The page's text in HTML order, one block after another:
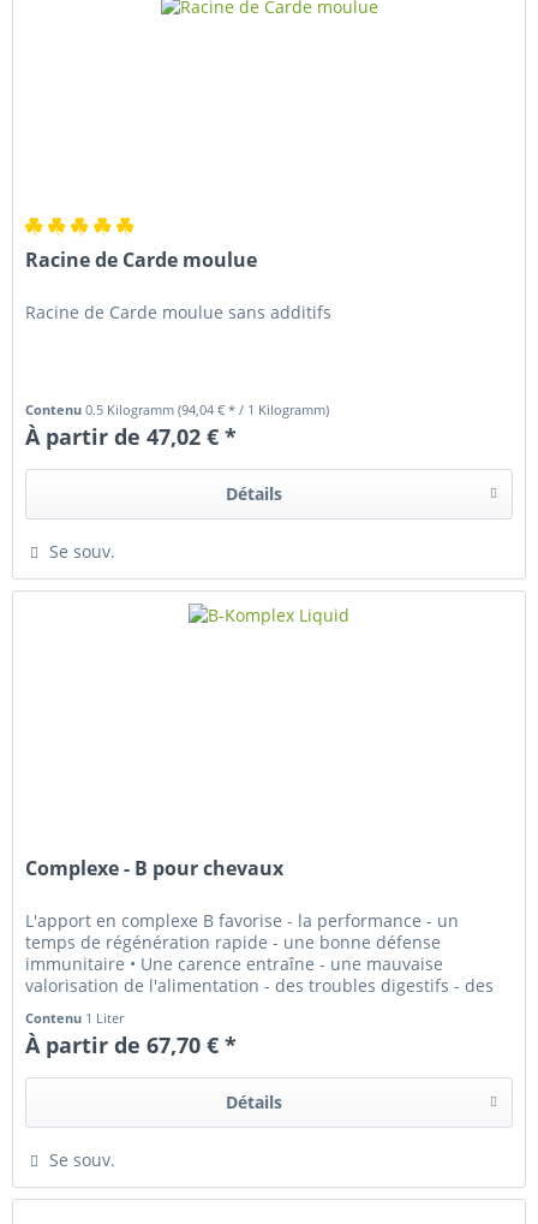
Racine de Carde moulue
Racine de Carde moulue sans additifs
Contenu0.5 Kilogramm(94,04 € * / 1 Kilogramm)
À partir de 47,02 € *
Détails
Se souv.
Complexe - B pour chevaux
L'apport en complexe B favorise - la performance - un
temps de régénération rapide - une bonne défense
immunitaire • Une carence entraîne - une mauvaise
valorisation de l'alimentation - des troubles digestifs - des
Contenu 1 Liter
À partir de 67,70 € *
Détails
Se souv.